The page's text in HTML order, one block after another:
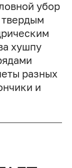
убор
хушпу
разных
и